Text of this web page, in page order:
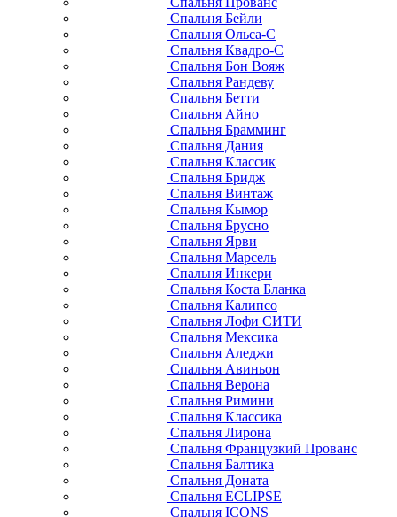
Спальня Бейли
Спальня Ольса-С
Спальня Квадро-С
Спальня Бон Вояж
Спальня Рандеву
Спальня Бетти
Спальня Айно
Спальня Брамминг
Спальня Дания
Спальня Классик
Спальня Бридж
Спальня Винтаж
Спальня Кымор
Спальня Брусно
Спальня Ярви
Спальня Марсель
Спальня Инкери
Спальня Коста Бланка
Спальня Калипсо
Спальня Лофи СИТИ
Спальня Мексика
Спальня Аледжи
Спальня Авиньон
Спальня Верона
Спальня Римини
Спальня Классика
Спальня Лирона
Спальня Французкий Прованс
Спальня Балтика
Спальня Доната
Спальня ECLIPSE
Спальня ICONS